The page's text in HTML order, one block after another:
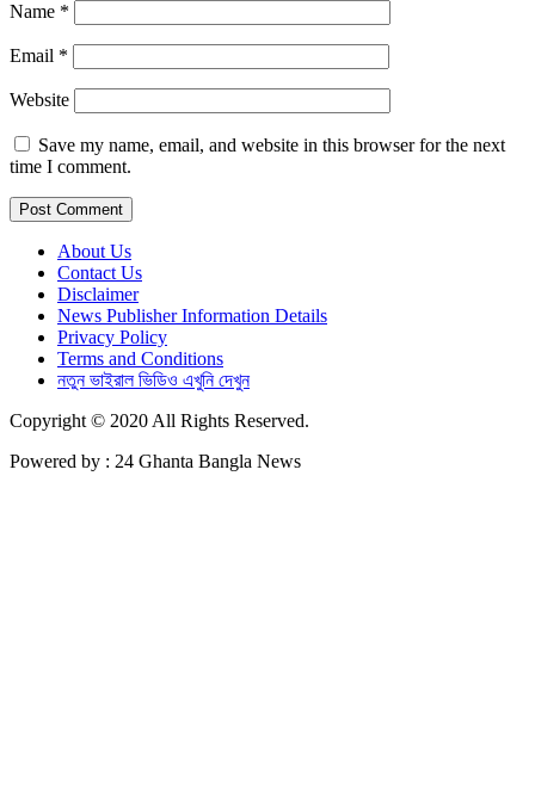
Name *
Email *
Website
Save my name, email, and website in this browser for the next
time I comment.
About Us
Contact Us
Disclaimer
News Publisher Information Details
Privacy Policy
Terms and Conditions
নতুন ভাইরাল ভিডিও এখুনি দেখুন
Copyright © 2020 All Rights Reserved.
Powered by : 24 Ghanta Bangla News